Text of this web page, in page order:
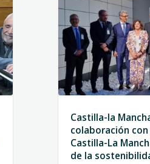
Castilla-la
colaboración
Castilla-La
de la